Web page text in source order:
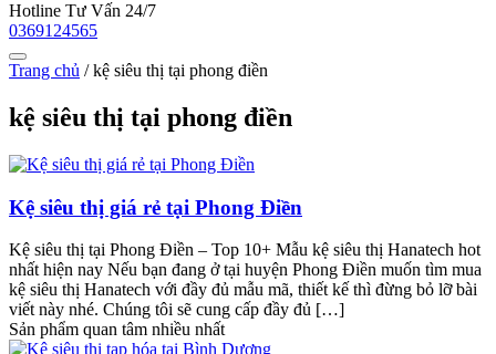
Hotline Tư Vấn 24/7
0369124565
Trang chủ /kệ siêu thị tại phong điền
kệ siêu thị tại phong điền
Kệ siêu thị giá rẻ tại Phong Điền
Kệ siêu thị tại Phong Điền – Top 10+ Mẫu kệ siêu thị Hanatech hot
nhất hiện nay Nếu bạn đang ở tại huyện Phong Điền muốn tìm mua
kệ siêu thị Hanatech với đầy đủ mẫu mã, thiết kế thì đừng bỏ lỡ bài
viết này nhé. Chúng tôi sẽ cung cấp đầy đủ […]
Sản phẩm quan tâm nhiều nhất